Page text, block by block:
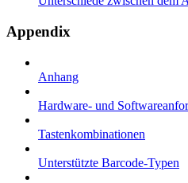
Appendix
Anhang
Hardware- und
Tastenkombinationen
Unterstützte Barcode-Typen